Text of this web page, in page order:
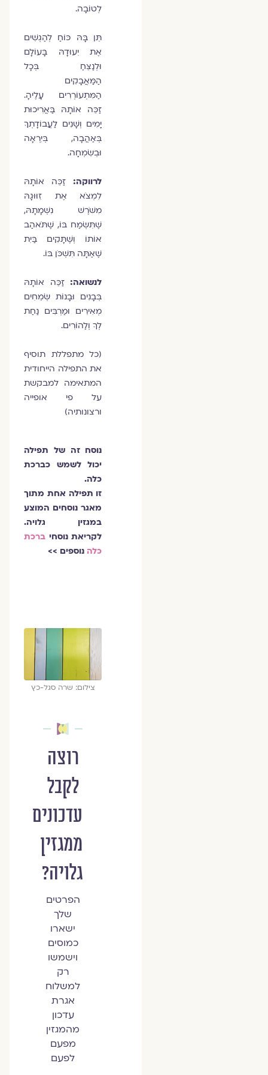
לְטוֹבָה.
תֵּן בָּהּ כּוֹחַ לְהַגְשִׁים
אֶת יִעוּדָהּ בָּעוֹלָם
וּלְנַצֵּחַ בְּכָל
הַמַּאֲבָקִים
הַמִּתְעוֹרְרִים עָלֶיהָ.
זַכֵּה אוֹתָהּ בַּאֲרִיכוּת
יָמִים וְשָׁנִים לַעֲבוֹדָתְךָ
בְּאַהֲבָה, בְּיִרְאָה
וּבְשִׂמְחָה.
לרווקה:זַכֵּה אוֹתָהּ
לִמְצֹא אֶת זִוּוּגָהּ
מִשֹּׁרֶשׁ נִשְׁמָתָהּ,
שֶׁתִּשְׂמַח בּוֹ, שֶׁתֹּאהַב
אוֹתוֹ וְשֶׁתָּקִים בַּיִת
שֶׁאַתָּה תִּשְׁכֹּן בּוֹ.
לנשואה:זַכֵּה אוֹתָהּ
בְּבָנִים וּבָנוֹת שְׂמֵחִים
מְאִירִים וּמַרְבִּים נַחַת
לְךָ וְלַהוֹרִים.
(כל מתפללת תוסיף
את התפילה הייחודית
המתאימה למבקשת
על פי אופייה
ורצונותיה)
נוסח זה של תפילה
יכול לשמש כברכת
כלה.
זו תפילה אחת מתוך
מאגר נוסחים המוצע
במגזין גלויה.
לקריאת נוסחיברכת
כלהנוספים >>
צילום: שרה סגל-כץ
רוצה
לקבל
עדכונים
ממגזין
גלויה?
הפרטים
שלך
ישארו
כמוסים
וישמשו
רק
למשלוח
אגרת
עדכון
מהמגזין
מפעם
לפעם